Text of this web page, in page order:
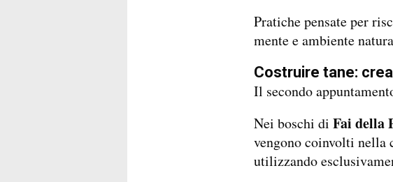
Pratiche pensate per
mente e ambiente
Costruire tane:
Il secondo
Nei boschi di Fai della
vengono coinvolti nella
utilizzando